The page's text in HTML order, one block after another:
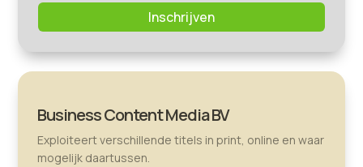
Inschrijven
Business Content Media BV
Exploiteert verschillende titels in print, online en waar
mogelijk daartussen.